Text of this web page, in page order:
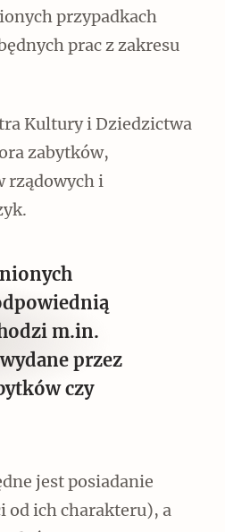
przypadkach
prac z zakresu
Kultury i Dziedzictwa
zabytków,
rządowych i
m.in.
przez
czy
jest posiadanie
od ich charakteru), a